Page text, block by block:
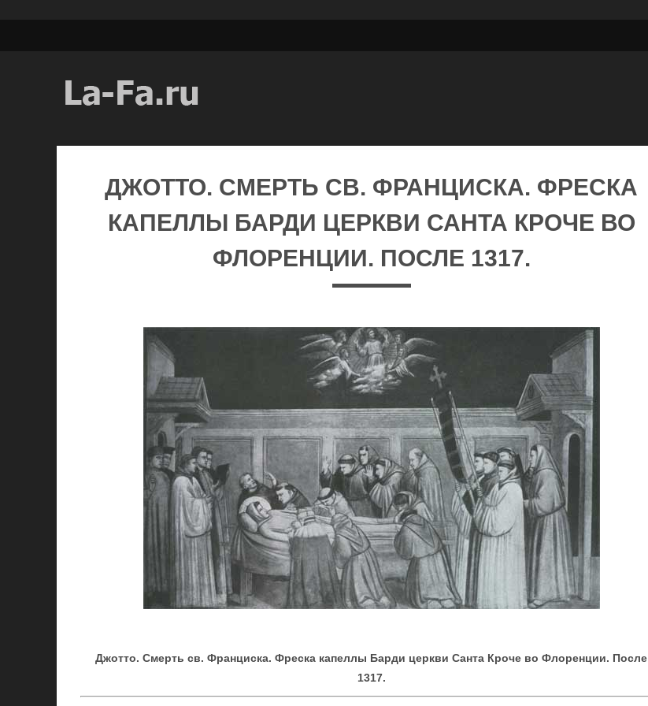
ДЖОТТО. СМЕРТЬ СВ. ФРАНЦИСКА. ФРЕСКА
КАПЕЛЛЫ БАРДИ ЦЕРКВИ САНТА КРОЧЕ ВО
ФЛОРЕНЦИИ. ПОСЛЕ 1317.
Джотто. Смерть св. Франциска. Фреска капеллы Барди церкви Санта Кроче во Флоренции. После
1317.